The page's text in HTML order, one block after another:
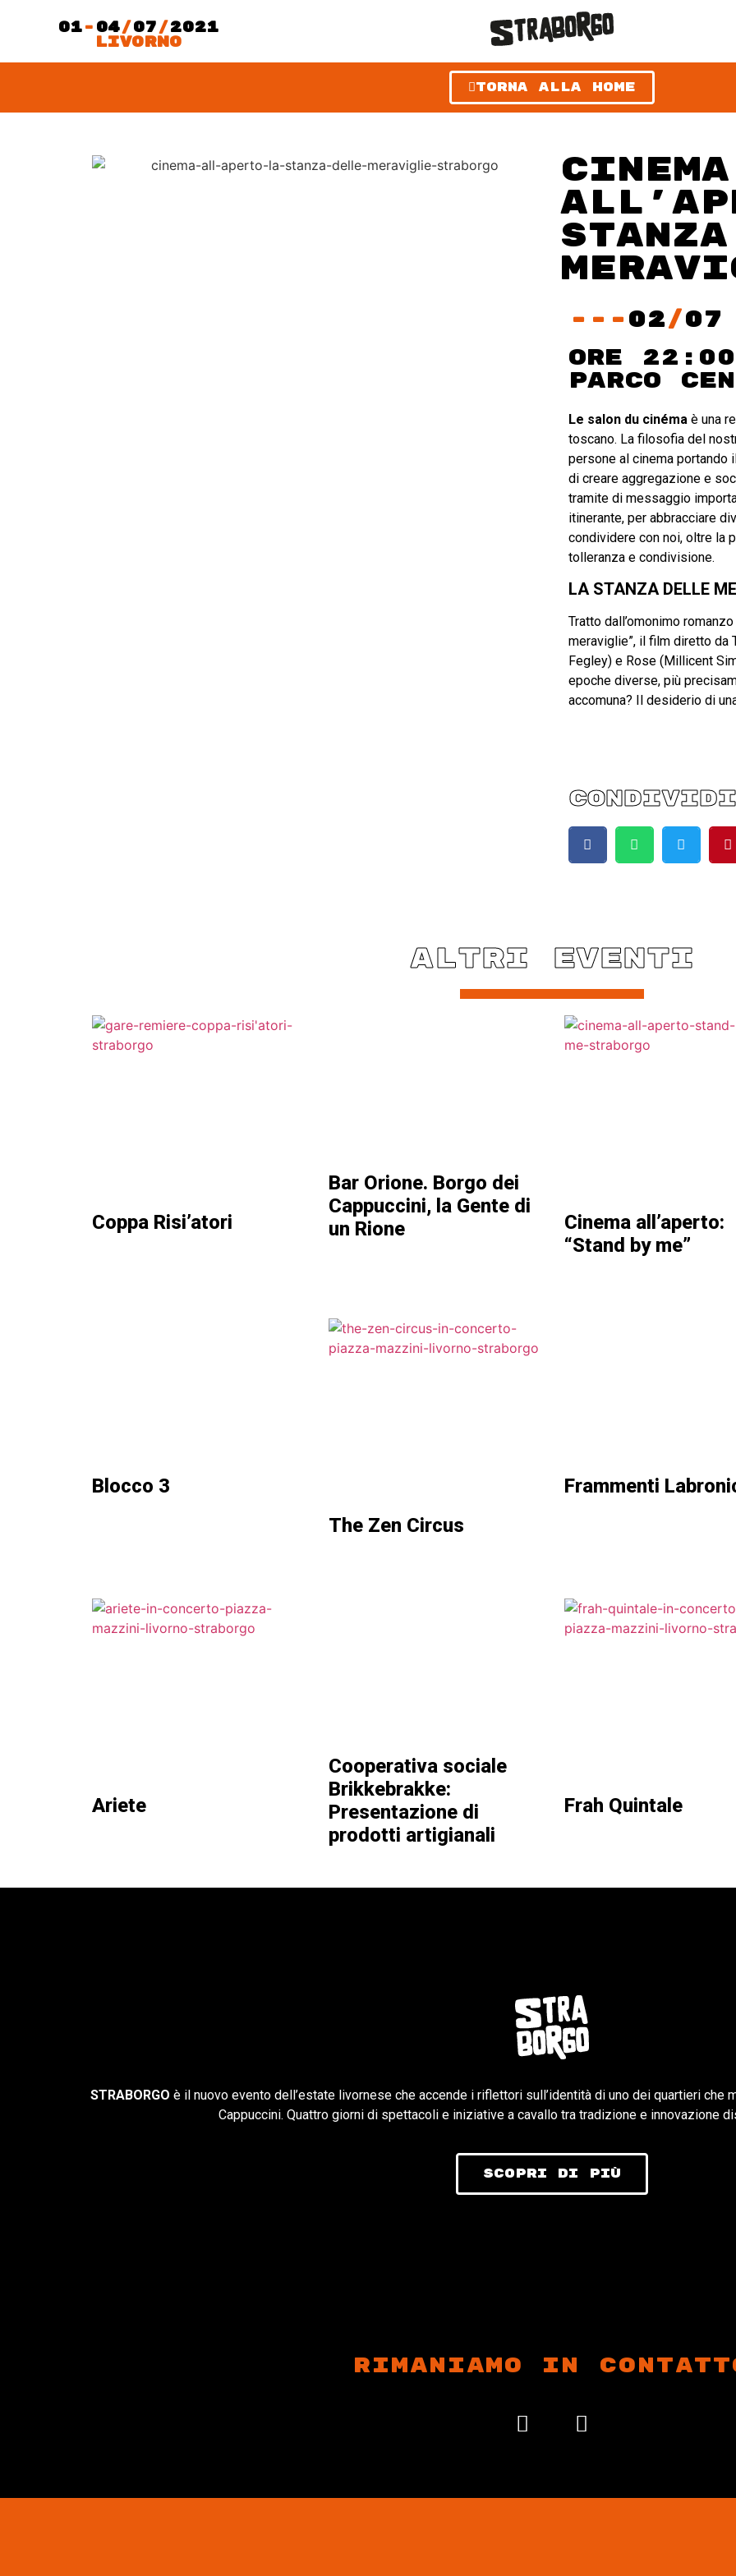
01- 04/07/2021
LIVORNO
torna alla home
Cinema
--- 02/07
ore 22:00
Parco
Le salon du cinéma è una
toscano. La filosofia del
persone al cinema portando
di creare aggregazione e
tramite di messaggio
itinerante, per abbracciare
condividere con noi, oltre la
tolleranza e condivisione.
LA STANZA DELLE
Tratto dall’omonimo
meraviglie”, il film diretto da
Fegley) e Rose (Millicent
epoche diverse, più
accomuna? Il desiderio di
CONDIVIDI
ALTRI EVENTI
Coppa Risi’atori
Bar Orione. Borgo dei
Cappuccini, la Gente di
un Rione
Cinema all’aperto:
“Stand by me”
Blocco 3
The Zen Circus
Frammenti
Ariete
Cooperativa sociale
Brikkebrakke:
Presentazione di
prodotti artigianali
Frah Quintale
STRABORGO è il nuovo evento dell’estate livornese che accende i riflettori sull’identità di uno dei quartieri
Cappuccini. Quattro giorni di spettacoli e iniziative a cavallo tra tradizione e innovazione
scopri di più
RIMANIAMO IN